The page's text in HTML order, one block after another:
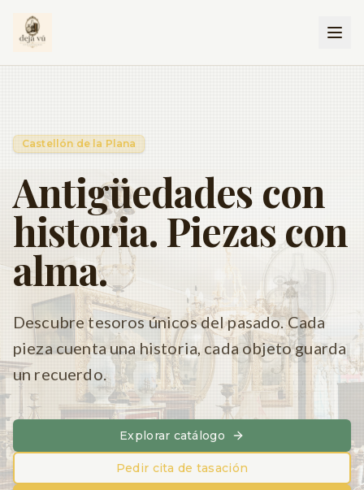
Castellón de la Plana
Antigüedades con
historia. Piezas con
alma.
Descubre tesoros únicos del pasado. Cada
pieza cuenta una historia, cada objeto guarda
un recuerdo.
Explorar catálogo
Pedir cita de tasación